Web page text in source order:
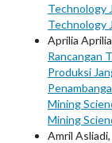
Technology
Technology
Aprilia
Rancangan
Produksi
Mining
Mining
Amril